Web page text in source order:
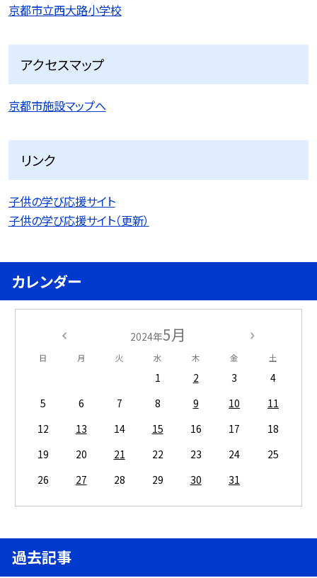
京都市立西大路小学校
アクセスマップ
京都市施設マップへ
リンク
子供の学び応援サイト
子供の学び応援サイト（更新）
カレンダー
2024年5月
日 月 火 水 木 金 土
1 2 3
4
5
6 7 8 9 10
11
12
13 14 15 16 17
18
19
20 21 22 23 24
25
26
27 28 29 30 31
過去記事